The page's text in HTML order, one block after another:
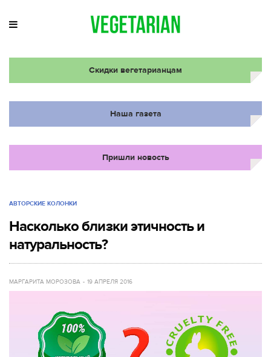
Скидки вегетарианцам
Наша газета
Пришли новость
АВТОРСКИЕ КОЛОНКИ
Насколько близки этичность и
натуральность?
МАРГАРИТА МОРОЗОВА 19 АПРЕЛЯ 2016